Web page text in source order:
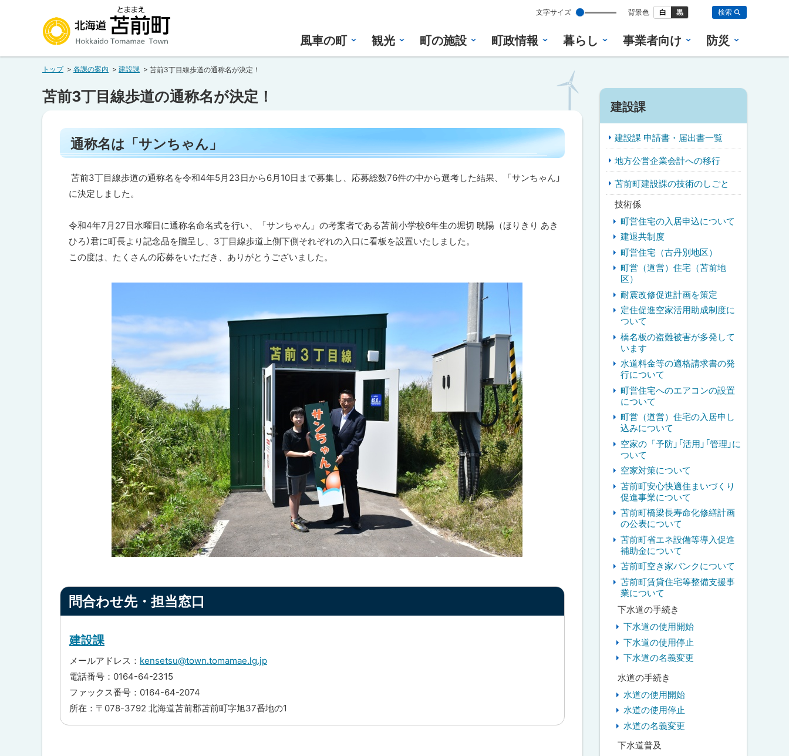
メ
北海道苫前町
Hokkaido Tomamae Town
設
定
文字サイズ 背景色 白 黒 検索
風車の町 観光 町の施設 町政情報 暮らし 事業者向け 防災
トップ 各課の案内 建設課 苫前3丁目線歩道の通称名が決定！
苫前3丁目線歩道の通称名が決定！
ー
ジ
次
名
は
「
サ
通称名は「サンちゃん」
苫前3丁目線歩道の通称名を令和4年5月23日から6月10日まで募集し、応募総数76件の中から選考した結果、「サンちゃん」
に決定しました。
令和4年7月27日水曜日に通称名命名式を行い、「サンちゃん」の考案者である苫前小学校6年生の堀切 晄陽（ほりきり あき
ひろ）君に町長より記念品を贈呈し、3丁目線歩道上側下側それぞれの入口に看板を設置いたしました。
この度は、たくさんの応募をいただき、ありがとうございました。
ト
ッ
に
る
問合わせ先・担当窓口
建設課
メールアドレス： kensetsu@town.tomamae.lg.jp
電話番号：0164-64-2315
ファックス番号：0164-64-2074
所在：〒078-3792 北海道苫前郡苫前町字旭37番地の1
サ
イ
ド
・
メ
建設課
建設課 申請書・届出書一覧
地方公営企業会計への移行
苫前町建設課の技術のしごと
技術係
町営住宅の入居申込について
建退共制度
町営住宅（古丹別地区）
町営（道営）住宅（苫前地
区）
耐震改修促進計画を策定
定住促進空家活用助成制度に
ついて
橋名板の盗難被害が多発して
います
水道料金等の適格請求書の発
行について
町営住宅へのエアコンの設置
について
町営（道営）住宅の入居申し
込みについて
空家の「予防」「活用」「管理」に
ついて
空家対策について
苫前町安心快適住まいづくり
促進事業について
苫前町橋梁長寿命化修繕計画
の公表について
苫前町省エネ設備等導入促進
補助金について
苫前町空き家バンクについて
苫前町賃貸住宅等整備支援事
業について
下水道の手続き
下水道の使用開始
下水道の使用停止
下水道の名義変更
水道の手続き
水道の使用開始
水道の使用停止
水道の名義変更
下水道普及
戻